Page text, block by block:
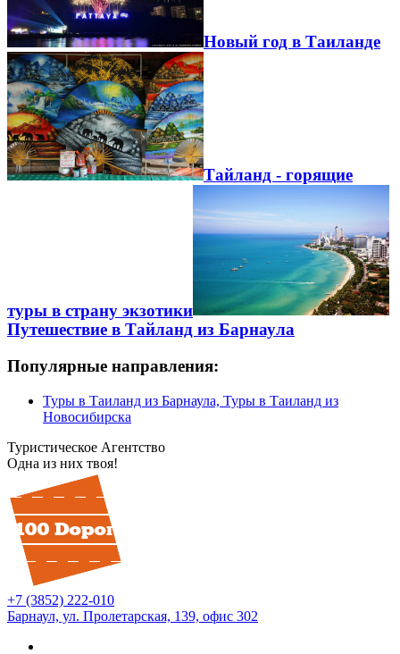
Новый год в Таиланде
Тайланд - горящие
туры в страну экзотики
Путешествие в Тайланд из Барнаула
Популярные направления:
Туры в Таиланд из Барнаула, Туры в Таиланд из
Новосибирска
Туристическое Агентство
Одна из них твоя!
+7 (3852) 222-010
Барнаул, ул. Пролетарская, 139, офис 302